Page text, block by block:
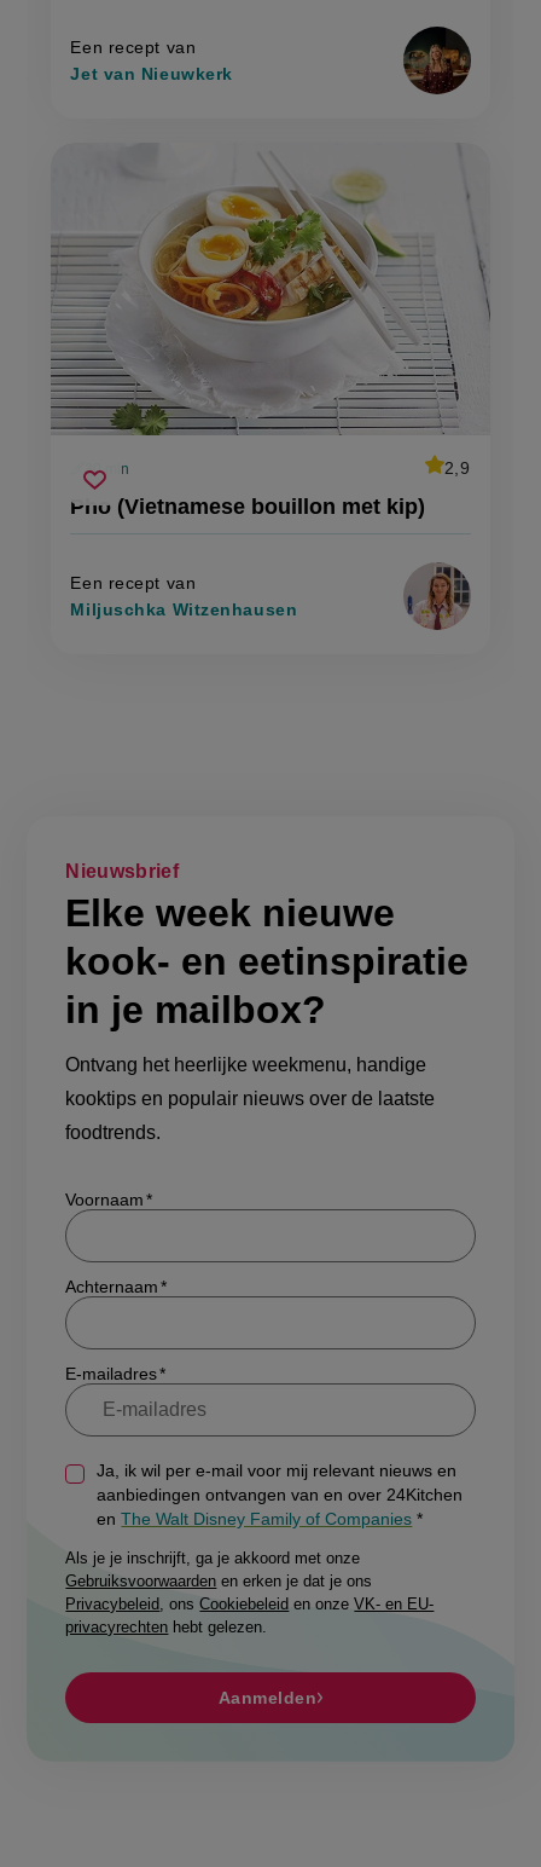
Een recept van
Jet van Nieuwkerk
Pho (Vietnamese bouillon met kip)
voorbereidingstijd
30 min
average
2,9
Beoordeel
bouillon
kip)'
Een recept van
Miljuschka Witzenhausen
Sla
recept
pho
(vietnamese
bouillon
kip)
Elke week nieuwe
kook- en eetinspiratie
in je mailbox?
Ontvang het heerlijke weekmenu, handige
kooktips en populair nieuws over de laatste
foodtrends.
Show/hide
Achternaam
E-mailadres
Ja, ik wil per e-mail voor mij relevant nieuws en
en The Walt Disney Family of Companies
Als je je inschrijft, ga je akkoord met onze
Privacybeleid , onsCookiebeleiden onzeVK- en EU-
privacyrechtenhebt gelezen.